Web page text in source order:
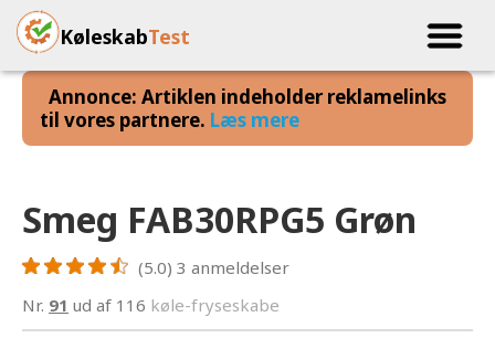
KøleskabTest
Annonce: Artiklen indeholder reklamelinks
til vores partnere. Læs mere
Smeg FAB30RPG5 Grøn
(5.0) 3 anmeldelser
Nr. 91 ud af 116 køle-fryseskabe